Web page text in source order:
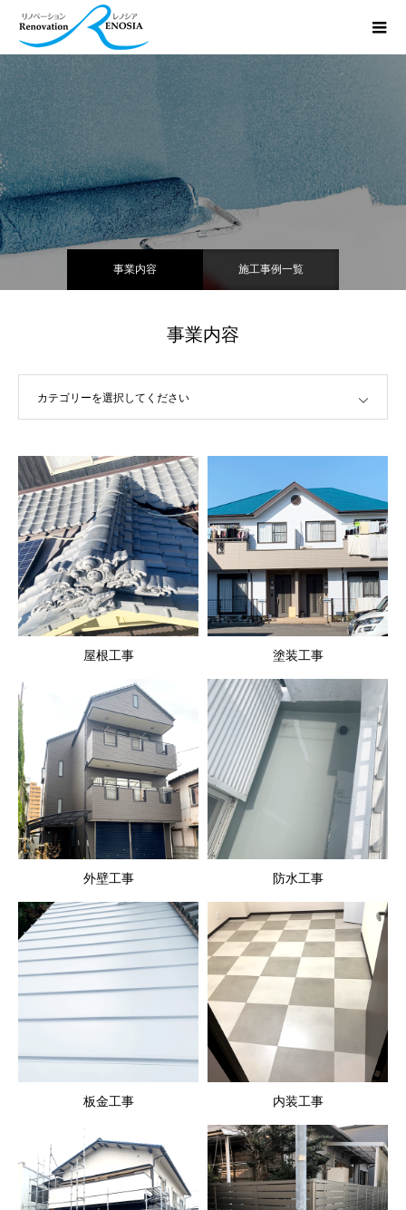
事業内容 施工事例一覧
事業内容
カテゴリーを選択してください
屋根工事 塗装工事
外壁工事 防水工事
板金工事 内装工事